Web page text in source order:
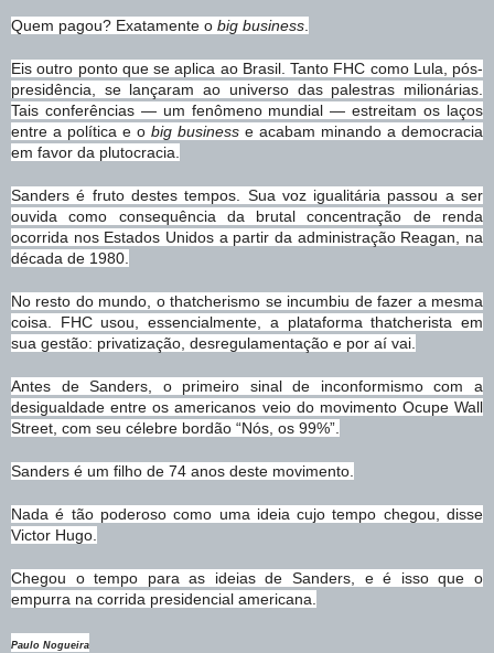
Quem pagou? Exatamente o big business
Eis outro ponto que se aplica ao Brasil. Tanto FHC como Lula, pós-
presidência, se lançaram ao universo das palestras milionárias.
Tais conferências — um fenômeno mundial — estreitam os laços
entre a política e o big business e acabam minando a democracia
em favor da plutocracia.
Sanders é fruto destes tempos. Sua voz igualitária passou a ser
ouvida como consequência da brutal concentração de renda
ocorrida nos Estados Unidos a partir da administração Reagan, na
década de 1980.
No resto do mundo, o thatcherismo se incumbiu de fazer a mesma
coisa. FHC usou, essencialmente, a plataforma thatcherista em
sua gestão: privatização, desregulamentação e por aí vai.
Antes de Sanders, o primeiro sinal de inconformismo com a
desigualdade entre os americanos veio do movimento Ocupe Wall
Street, com seu célebre bordão “Nós, os 99%”.
Sanders é um filho de 74 anos deste movimento.
Nada é tão poderoso como uma ideia cujo tempo chegou, disse
Victor Hugo.
Chegou o tempo para as ideias de Sanders, e é isso que o
empurra na corrida presidencial americana.
Paulo Nogueira